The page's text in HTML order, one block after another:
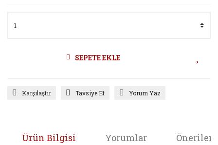
SEPETE EKLE
Karşılaştır Tavsiye Et Yorum Yaz
Ürün Bilgisi Yorumlar